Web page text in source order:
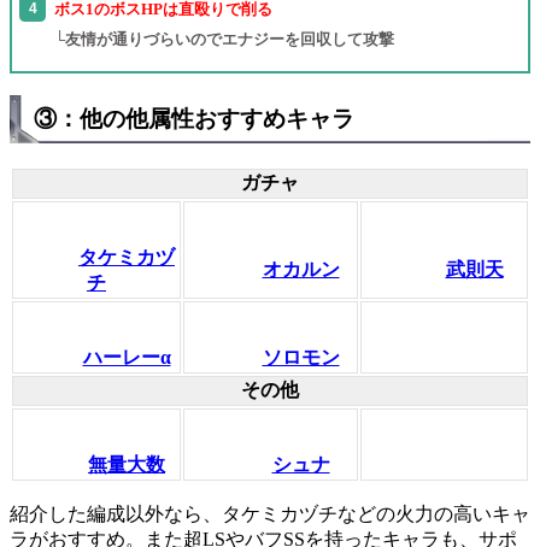
ボス1のボスHPは直殴りで削る
└友情が通りづらいのでエナジーを回収して攻撃
③：他の他属性おすすめキャラ
ガチャ
タケミカヅ
チ
オカルン 武則天
ハーレーα
ソロモン
その他
無量大数 シュナ
紹介した編成以外なら、タケミカヅチなどの火力の高いキャ
ラがおすすめ。また超LSやバフSSを持ったキャラも、サポ